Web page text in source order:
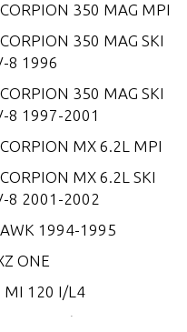
350 MAG MPI
350 MAG SKI
8 1996
350 MAG SKI
8 1997-2001
MX 6.2L MPI
MX 6.2L SKI
8 2001-2002
1994-1995
ONE
MI 120 I/L4
MS 120 I/L4